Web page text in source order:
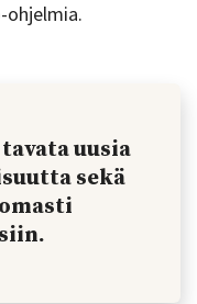
ohjelmia.
uusia
sekä